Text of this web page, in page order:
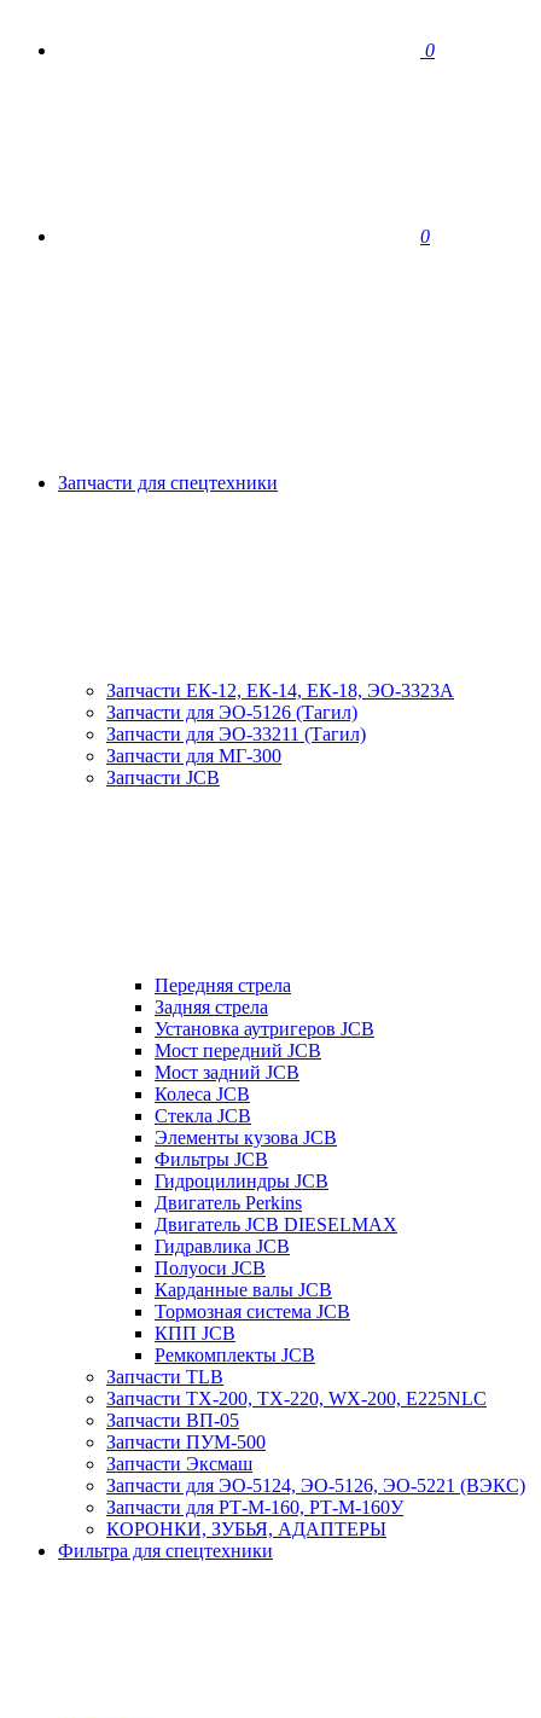
0
0
Запчасти для спецтехники
Запчасти ЕК-12, ЕК-14, ЕК-18, ЭО-3323А
Запчасти для ЭО-5126 (Тагил)
Запчасти для ЭО-33211 (Тагил)
Запчасти для МГ-300
Запчасти JCB
Передняя стрела
Задняя стрела
Установка аутригеров JCB
Мост передний JCB
Мост задний JCB
Колеса JCB
Стекла JCB
Элементы кузова JCB
Фильтры JCB
Гидроцилиндры JCB
Двигатель Perkins
Двигатель JCB DIESELMAX
Гидравлика JCB
Полуоси JCB
Карданные валы JCB
Тормозная система JCB
КПП JCB
Ремкомплекты JCB
Запчасти TLB
Запчасти TX-200, TX-220, WX-200, E225NLC
Запчасти ВП-05
Запчасти ПУМ-500
Запчасти Эксмаш
Запчасти для ЭО-5124, ЭО-5126, ЭО-5221 (ВЭКС)
Запчасти для РТ-М-160, РТ-М-160У
КОРОНКИ, ЗУБЬЯ, АДАПТЕРЫ
Фильтра для спецтехники